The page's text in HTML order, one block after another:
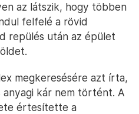
az látszik, hogy többen
felfelé a rövid
repülés után az épület
megkeresésére azt írta,
anyagi kár nem történt. A
értesítette a